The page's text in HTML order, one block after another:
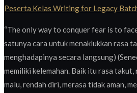
Peserta Kelas Writing for Legacy
“The only way to conquer fear is to
satunya cara untuk menaklukkan rasa
menghadapinya secara langsung)
memiliki kelemahan. Baik itu rasa
malu, rendah diri, merasa tidak aman,